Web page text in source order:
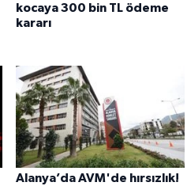
kocaya 300 bin TL ödeme
kararı
Alanya’da AVM'de hırsızlık!